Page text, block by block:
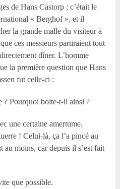
de Hans Castorp ; c’était le
« Berghof », et il
la grande malle du visiteur à
ces messieurs partiraient tout
dîner. L’homme
la première question que Hans
fut celle-ci :
? Pourquoi boite-t-il ainsi ?
une certaine amertume.
! Celui-là, ça l’a pincé au
au moins, car depuis il s’est fait
que possible.